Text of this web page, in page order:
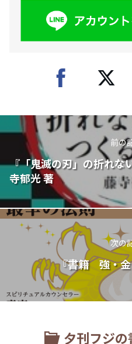
前の
『「鬼滅の刃」の折れ
寺郁光 著
次の
『書籍 強・
夕刊フジ